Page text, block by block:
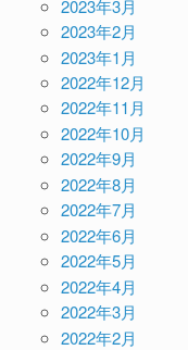
2023年3月
2023年2月
2023年1月
2022年12月
2022年11月
2022年10月
2022年9月
2022年8月
2022年7月
2022年6月
2022年5月
2022年4月
2022年3月
2022年2月